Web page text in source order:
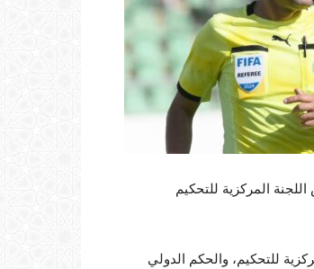
المركزية للتحكيم
للتحكيم، والحكم الدولي